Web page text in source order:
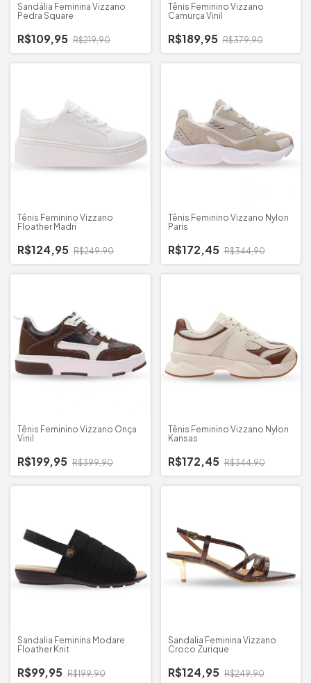
Sandália Feminina Vizzano
Pedra Square
R$109,95 R$219,90
Tênis Feminino Vizzano
Camurça Vinil
R$189,95 R$379,90
Tênis Feminino Vizzano
Floather Madri
R$124,95 R$249,90
Tênis Feminino Vizzano Nylon
Paris
R$172,45 R$344,90
Tênis Feminino Vizzano Onça
Vinil
R$199,95 R$399,90
Tênis Feminino Vizzano Nylon
Kansas
R$172,45 R$344,90
Sandalia Feminina Modare
Floather Knit
R$99,95 R$199,90
Sandalia Feminina Vizzano
Croco Zurique
R$124,95 R$249,90